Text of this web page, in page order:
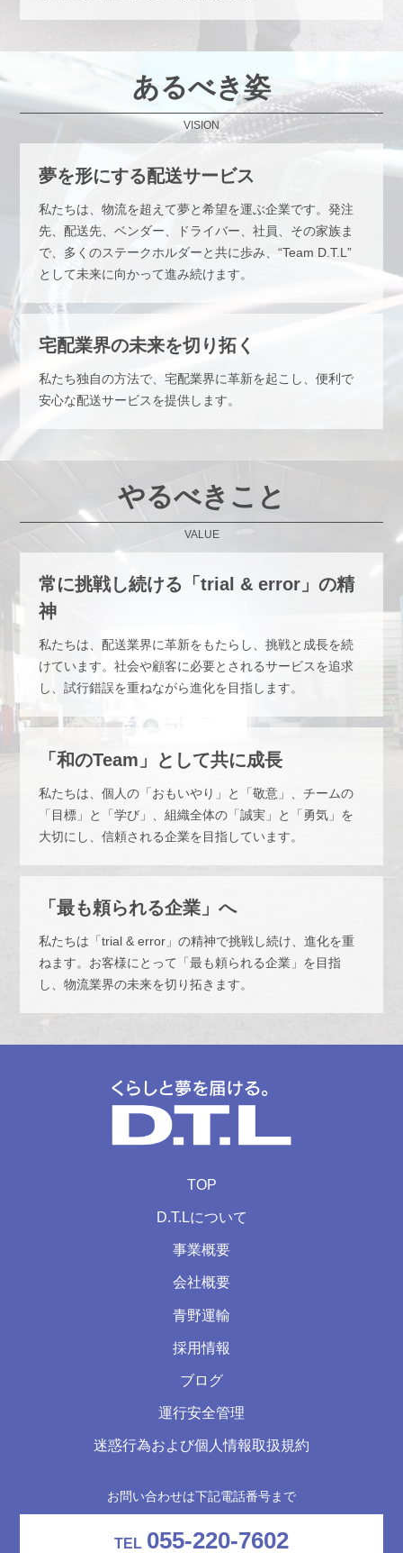
あるべき姿
VISION
夢を形にする配送サービス
私たちは、物流を超えて夢と希望を運ぶ企業です。発注
先、配送先、ベンダー、ドライバー、社員、その家族ま
で、多くのステークホルダーと共に歩み、“Team D.T.L”
として未来に向かって進み続けます。
宅配業界の未来を切り拓く
私たち独自の方法で、宅配業界に革新を起こし、便利で
安心な配送サービスを提供します。
やるべきこと
VALUE
常に挑戦し続ける「trial & error」の精
神
私たちは、配送業界に革新をもたらし、挑戦と成長を続
けています。社会や顧客に必要とされるサービスを追求
し、試行錯誤を重ねながら進化を目指します。
「和のTeam」として共に成長
私たちは、個人の「おもいやり」と「敬意」、チームの
「目標」と「学び」、組織全体の「誠実」と「勇気」を
大切にし、信頼される企業を目指しています。
「最も頼られる企業」へ
私たちは「trial & error」の精神で挑戦し続け、進化を重
ねます。お客様にとって「最も頼られる企業」を目指
し、物流業界の未来を切り拓きます。
TOP
D.T.Lについて
事業概要
会社概要
青野運輸
採用情報
ブログ
運行安全管理
迷惑行為および個人情報取扱規約
お問い合わせは下記電話番号まで
TEL 055-220-7602